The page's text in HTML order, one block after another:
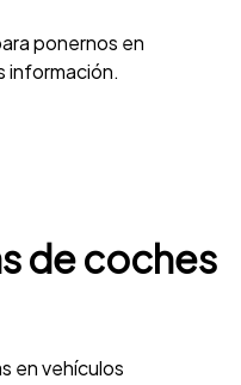
ponernos en
información.
de coches
en vehículos